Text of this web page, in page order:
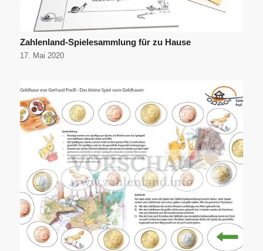
Zahlenland-Spielesammlung für zu Hause
17. Mai 2020